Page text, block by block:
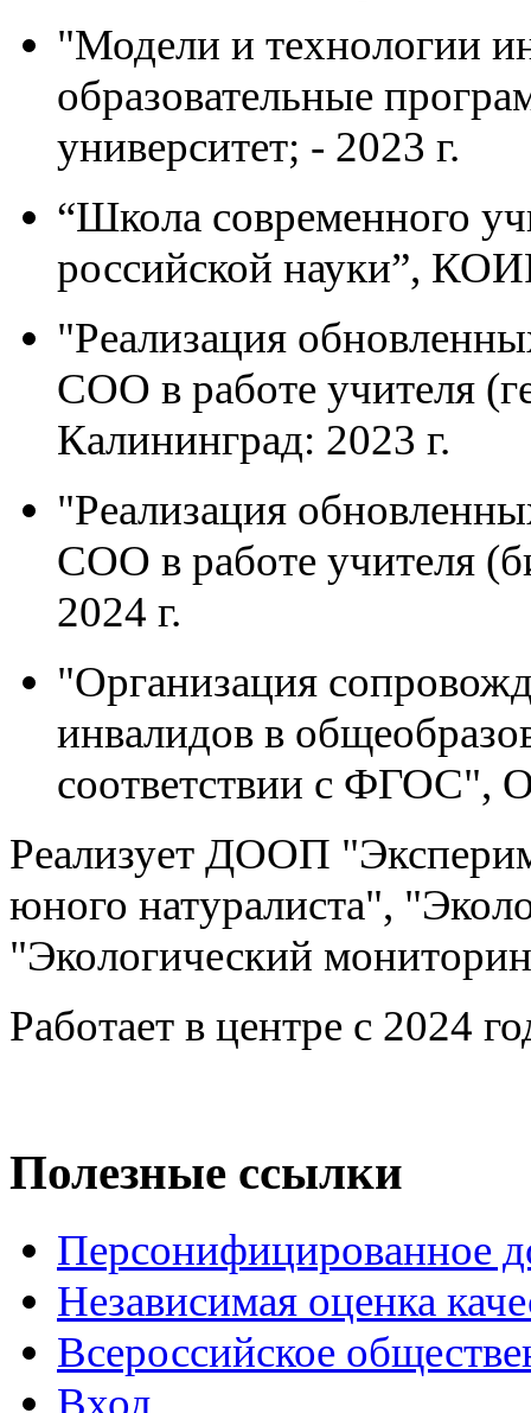
"Модели и технологии
образовательные
университет; - 2023 г.
“Школа современного
российской науки”,
"Реализация
СОО в работе учителя
Калининград: 2023 г.
"Реализация
СОО в работе учителя
2024 г.
"Организация
инвалидов в
соответствии с ФГОС",
Реализует ДООП
юного натуралиста",
"Экологический
Работает в центре с 2024
Полезные ссылки
Персонифицированное
Независимая оценка
Всероссийское
Вход